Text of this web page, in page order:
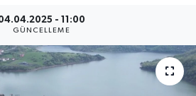
- 11:00
GÜNCELLEME